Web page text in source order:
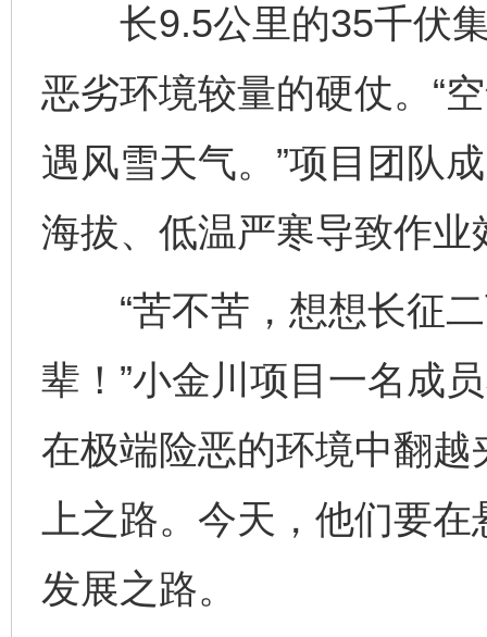
长9.5公里的35千伏集
恶劣环境较量的硬仗。“
遇风雪天气。”项目团队
海拔、低温严寒导致作业
“苦不苦，想想长征二
辈！”小金川项目一名成
在极端险恶的环境中翻
上之路。今天，他们要
发展之路。